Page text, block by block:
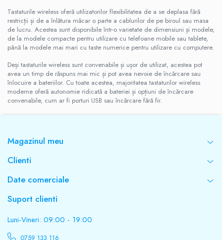
Tastaturile wireless oferă utilizatorilor flexibilitatea de a se deplasa fără
restricții și de a înlătura măcar o parte a cablurilor de pe biroul sau masa
de lucru. Acestea sunt disponibile într-o varietate de dimensiuni și modele,
de la modele compacte pentru utilizare cu telefoane mobile sau tablete,
până la modele mai mari cu taste numerice pentru utilizare cu computere.
Deși tastaturile wireless sunt convenabile și ușor de utilizat, acestea pot
avea un timp de răspuns mai mic și pot avea nevoie de încărcare sau
înlocuire a bateriilor. Cu toate acestea, majoritatea tastaturilor wireless
moderne oferă autonomie ridicată a bateriei și opțiuni de încărcare
convenabile, cum ar fi porturi USB sau încărcare fără fir.
Magazinul meu
Clienti
Date comerciale
Suport clienti
Luni-Vineri: 09:00 - 19:00
0759 133 116